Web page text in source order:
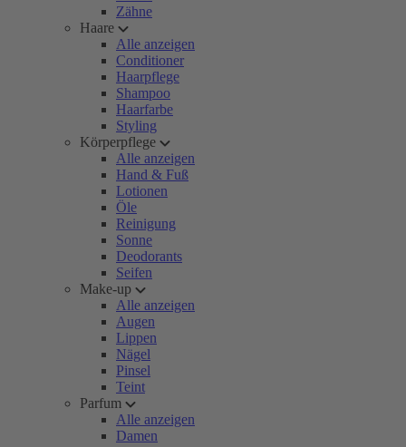
Zähne
Haare
Alle anzeigen
Conditioner
Haarpflege
Shampoo
Haarfarbe
Styling
Körperpflege
Alle anzeigen
Hand & Fuß
Lotionen
Öle
Reinigung
Sonne
Deodorants
Seifen
Make-up
Alle anzeigen
Augen
Lippen
Nägel
Pinsel
Teint
Parfum
Alle anzeigen
Damen